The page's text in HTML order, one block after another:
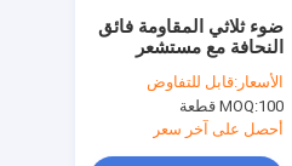
ضوء ثلاثي المقاومة فائق
النحافة مع مستشعر
الحركة تشغيل/إيقاف،
متوافق مع أحدث معايير
ERP، إعداد مفتاح Dip
الأسعار:قابل للتفاوض
MOQ:100 قطعة
أحصل على آخر سعر